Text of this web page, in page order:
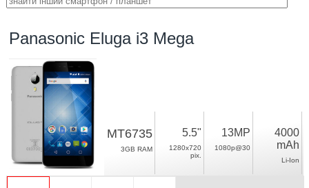
Panasonic Eluga i3 Mega
MT6735
3GB RAM
5.5"
1280x720
pix.
13MP
1080p@30
4000
mAh
Li-Ion